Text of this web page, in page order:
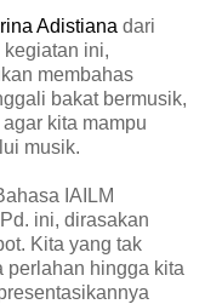
Adistiana dari
ini,
membahas
bakat bermusik,
kita mampu
musik.
IAILM
ini, dirasakan
Kita yang tak
perlahan hingga kita